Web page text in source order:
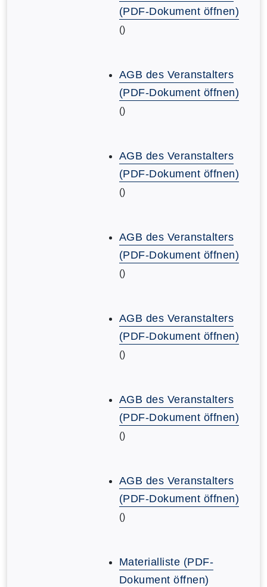
(PDF-Dokument öffnen)
()
AGB des Veranstalters
(PDF-Dokument öffnen)
()
AGB des Veranstalters
(PDF-Dokument öffnen)
()
AGB des Veranstalters
(PDF-Dokument öffnen)
()
AGB des Veranstalters
(PDF-Dokument öffnen)
()
AGB des Veranstalters
(PDF-Dokument öffnen)
()
AGB des Veranstalters
(PDF-Dokument öffnen)
()
Materialliste (PDF-
Dokument öffnen)